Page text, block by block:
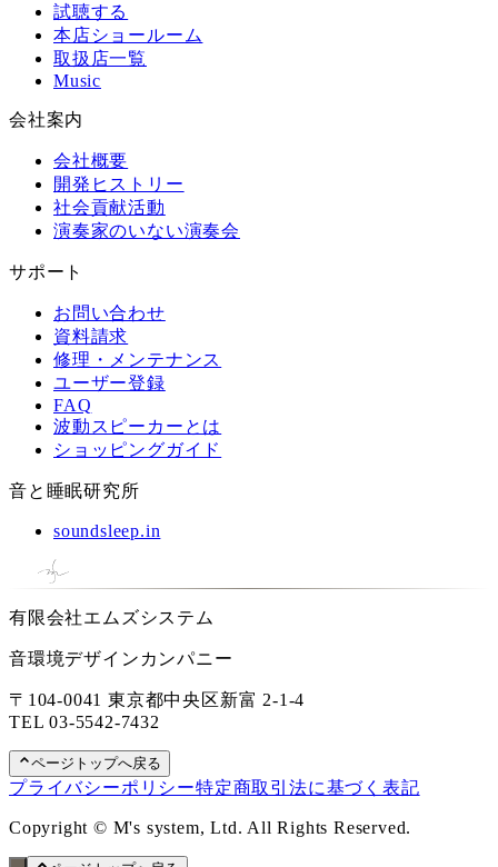
試聴する
本店ショールーム
取扱店一覧
Music
会社案内
会社概要
開発ヒストリー
社会貢献活動
演奏家のいない演奏会
サポート
お問い合わせ
資料請求
修理・メンテナンス
ユーザー登録
FAQ
波動スピーカーとは
ショッピングガイド
音と睡眠研究所
soundsleep.in
有限会社エムズシステム
音環境デザインカンパニー
〒104-0041 東京都中央区新富 2-1-4
TEL03-5542-7432
ページトップへ戻る
プライバシーポリシー特定商取引法に基づく表記
Copyright © M's system, Ltd. All Rights Reserved.